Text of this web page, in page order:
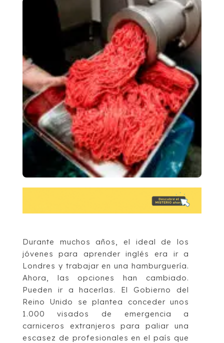
Durante muchos años, el ideal de los
jóvenes para aprender inglés era ir a
Londres y trabajar en una hamburguería.
Ahora, las opciones han cambiado.
Pueden ir a hacerlas. El Gobierno del
Reino Unido se plantea conceder unos
1.000 visados de emergencia a
carniceros extranjeros para paliar una
escasez de profesionales en el país que